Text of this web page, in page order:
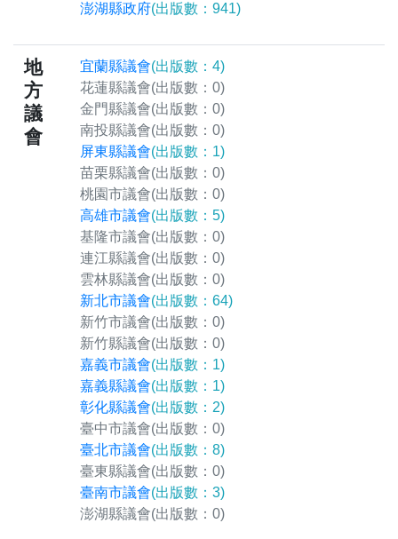
澎湖縣政府(出版數：941)
地
方
議
會
宜蘭縣議會(出版數：4)
花蓮縣議會(出版數：0)
金門縣議會(出版數：0)
南投縣議會(出版數：0)
屏東縣議會(出版數：1)
苗栗縣議會(出版數：0)
桃園市議會(出版數：0)
高雄市議會(出版數：5)
基隆市議會(出版數：0)
連江縣議會(出版數：0)
雲林縣議會(出版數：0)
新北市議會(出版數：64)
新竹市議會(出版數：0)
新竹縣議會(出版數：0)
嘉義市議會(出版數：1)
嘉義縣議會(出版數：1)
彰化縣議會(出版數：2)
臺中市議會(出版數：0)
臺北市議會(出版數：8)
臺東縣議會(出版數：0)
臺南市議會(出版數：3)
澎湖縣議會(出版數：0)